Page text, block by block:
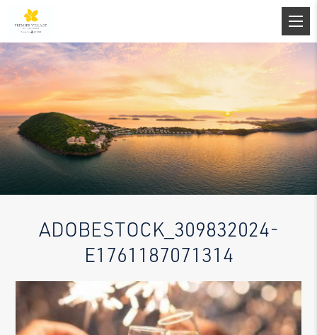
ADOBESTOCK_309832024-
E1761187071314